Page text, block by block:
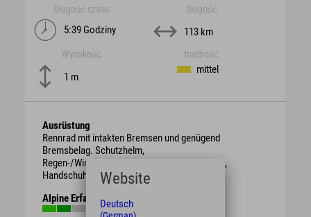
Długość czasu
5:39 Godziny
długość
113 km
Wysokość
1 m
trudność
mittel
Ausrüstung
Rennrad mit intakten Bremsen und genügend
Bremsbelag. Schutzhelm,
Regen-/Wind-/Sonnen-/Wetterschutzkleidung,
Handschuhe, Getränk, ggf. Proviant.
Alpine Erfahrung
Website
Deutsch